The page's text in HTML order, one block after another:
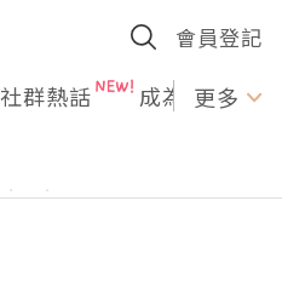
會員登記
社群熱話 成為U更多